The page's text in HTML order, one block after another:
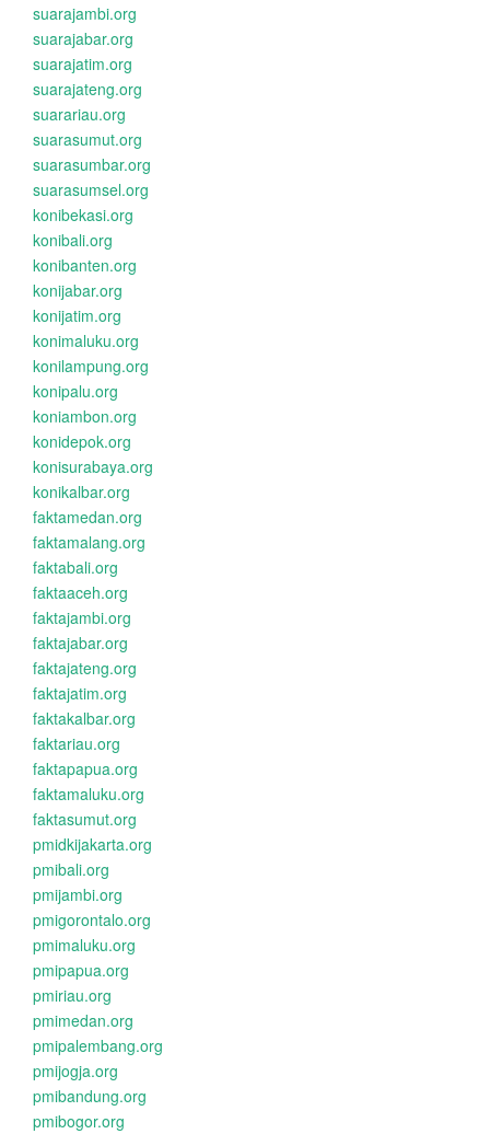
suarajambi.org
suarajabar.org
suarajatim.org
suarajateng.org
suarariau.org
suarasumut.org
suarasumbar.org
suarasumsel.org
konibekasi.org
konibali.org
konibanten.org
konijabar.org
konijatim.org
konimaluku.org
konilampung.org
konipalu.org
koniambon.org
konidepok.org
konisurabaya.org
konikalbar.org
faktamedan.org
faktamalang.org
faktabali.org
faktaaceh.org
faktajambi.org
faktajabar.org
faktajateng.org
faktajatim.org
faktakalbar.org
faktariau.org
faktapapua.org
faktamaluku.org
faktasumut.org
pmidkijakarta.org
pmibali.org
pmijambi.org
pmigorontalo.org
pmimaluku.org
pmipapua.org
pmiriau.org
pmimedan.org
pmipalembang.org
pmijogja.org
pmibandung.org
pmibogor.org